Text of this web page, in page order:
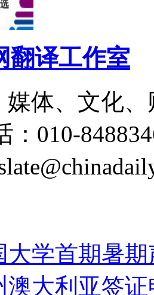
翻译工作室
媒体、文化
：010-
大学首期暑
澳大利亚签